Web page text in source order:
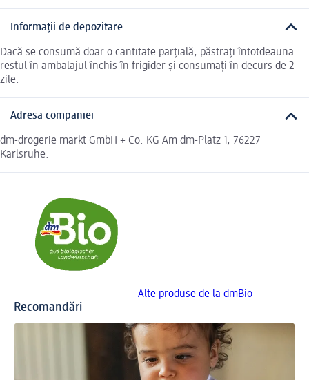
Informații de depozitare
Dacă se consumă doar o cantitate parțială, păstrați întotdeauna
restul în ambalajul închis în frigider și consumați în decurs de 2
zile.
Adresa companiei
dm-drogerie markt GmbH + Co. KG Am dm-Platz 1, 76227
Karlsruhe.
Alte produse de la dmBio
Recomandări